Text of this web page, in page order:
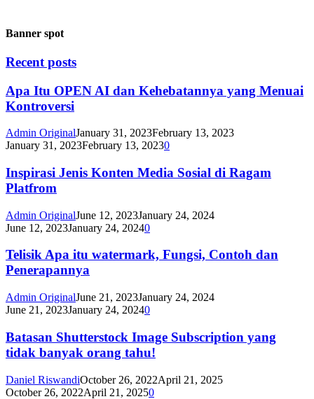
Banner spot
Recent posts
Apa Itu OPEN AI dan Kehebatannya yang Menuai
Kontroversi
Admin OriginalJanuary 31, 2023February 13, 2023
January 31, 2023February 13, 20230
Inspirasi Jenis Konten Media Sosial di Ragam
Platfrom
Admin OriginalJune 12, 2023January 24, 2024
June 12, 2023January 24, 20240
Telisik Apa itu watermark, Fungsi, Contoh dan
Penerapannya
Admin OriginalJune 21, 2023January 24, 2024
June 21, 2023January 24, 20240
Batasan Shutterstock Image Subscription yang
tidak banyak orang tahu!
Daniel RiswandiOctober 26, 2022April 21, 2025
October 26, 2022April 21, 20250